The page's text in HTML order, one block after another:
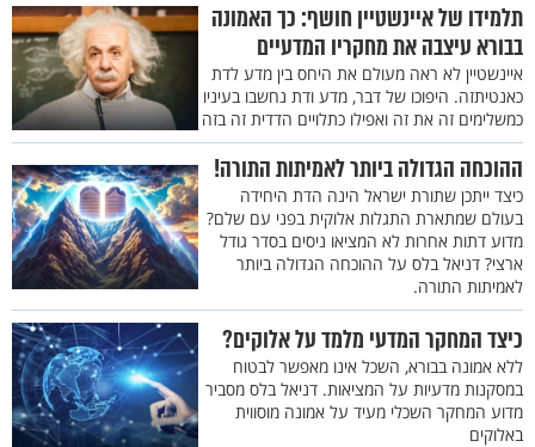
תלמידו של איינשטיין חושף: כך האמונה
בבורא עיצבה את מחקריו המדעיים
איינשטיין לא ראה מעולם את היחס בין מדע לדת
כאנטיתזה. היפוכו של דבר, מדע ודת נחשבו בעיניו
כמשלימים זה את זה ואפילו כתלויים הדדית זה בזה
ההוכחה הגדולה ביותר לאמיתות התורה!
כיצד ייתכן שתורת ישראל הינה הדת היחידה
בעולם שמתארת התגלות אלוקית בפני עם שלם?
מדוע דתות אחרות לא המציאו ניסים בסדר גודל
ארצי? דניאל בלס על ההוכחה הגדולה ביותר
לאמיתות התורה.
כיצד המחקר המדעי מלמד על אלוקים?
ללא אמונה בבורא, השכל אינו מאפשר לבטוח
במסקנות מדעיות על המציאות. דניאל בלס מסביר
מדוע המחקר השכלי מעיד על אמונה מוסווית
באלוקים